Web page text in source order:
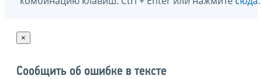
×
Сообщить об ошибке в тексте